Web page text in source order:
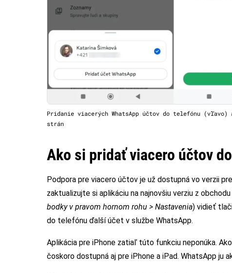
Pridanie viacerých WhatsApp účtov do telefónu
strán
Ako si pridať viacero účtov
Podpora pre viacero účtov je už dostupná vo verzii
zaktualizujte si aplikáciu na najnovšiu verziu z
bodky v pravom hornom rohu > Nastavenia) vidieť
do telefónu ďalší účet v službe WhatsApp.
Aplikácia pre iPhone zatiaľ túto funkciu neponúka.
čoskoro dostupná aj pre iPhone a iPad. WhatsApp ju